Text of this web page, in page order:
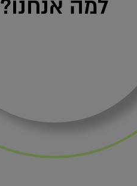
למה אנחנו?